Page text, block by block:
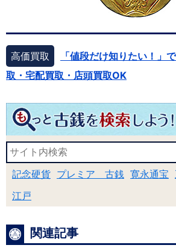
高価買取
「値段だけ知りたい！」
取・宅配買取・店頭買取OK
記念硬貨 プレミア 古銭 寛永通宝
江戸
関連記事